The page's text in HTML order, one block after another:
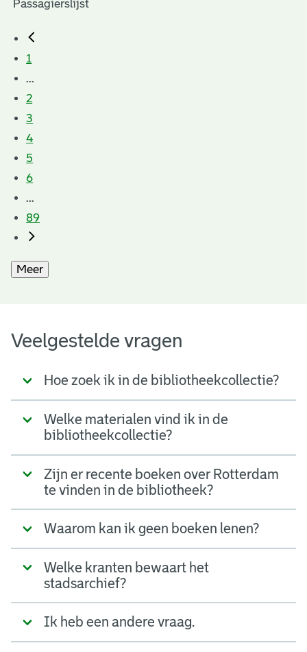
1
...
2
3
4
5
6
...
89
Meer
Veelgestelde vragen
Hoe zoek ik in de bibliotheekcollectie?
Welke materialen vind ik in de
bibliotheekcollectie?
Zijn er recente boeken over Rotterdam
te vinden in de bibliotheek?
Waarom kan ik geen boeken lenen?
Welke kranten bewaart het
stadsarchief?
Ik heb een andere vraag.